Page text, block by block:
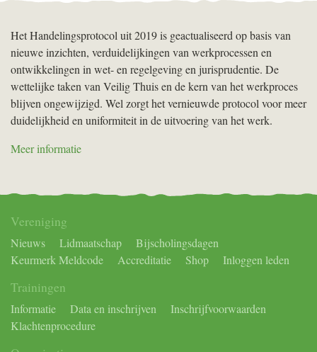
Het Handelingsprotocol uit 2019 is geactualiseerd op basis van
nieuwe inzichten, verduidelijkingen van werkprocessen en
ontwikkelingen in wet- en regelgeving en jurisprudentie. De
wettelijke taken van Veilig Thuis en de kern van het werkproces
blijven ongewijzigd. Wel zorgt het vernieuwde protocol voor meer
duidelijkheid en uniformiteit in de uitvoering van het werk.
Meer informatie
Vereniging
Nieuws Lidmaatschap
Bijscholingsdagen
Keurmerk Meldcode
Accreditatie Shop Inloggen leden
Trainingen
Informatie Data en inschrijven
Inschrijfvoorwaarden
Klachtenprocedure